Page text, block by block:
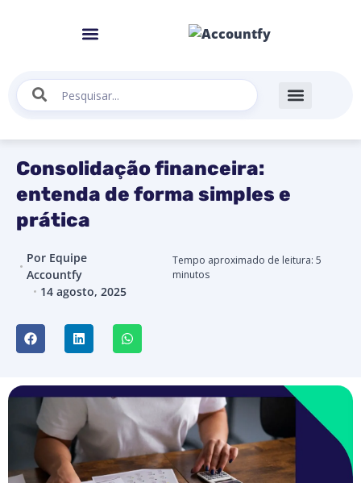
Consolidação financeira:
entenda de forma simples e
prática
PorEquipe
Accountfy
14 agosto, 2025
Tempo aproximado de leitura: 5
minutos